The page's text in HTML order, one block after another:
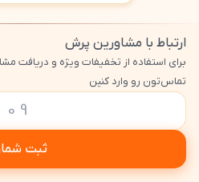
ارتباط با مشاورین پرش
برای استفاده از تخفیفات ویژه و دریافت
تماس‌تون رو وارد کنین
ثبت